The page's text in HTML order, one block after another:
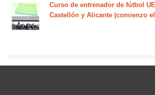
Curso de entrenador de fútbol
Castellón y Alicante (comienzo